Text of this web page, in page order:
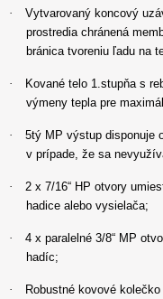
·
Vytvarovaný koncový
prostredia chránená
bránica tvoreniu ľadu na
·
Kované telo 1.stupňa s
výmeny tepla pre
·
5tý MP výstup disponuje
v prípade, že sa
·
2 x 7/16“ HP otvory
hadice alebo vysielača;
·
4 x paralelné 3/8“ MP
hadíc;
·
Robustné kovové